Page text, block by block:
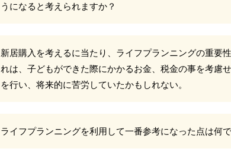
うになると考えられますか？
新居購入を考えるに当たり、ライフプランニングの重要
れは、子どもができた際にかかるお金、税金の事を考慮
を行い、将来的に苦労していたかもしれない。
ライフプランニングを利用して一番参考になった点は何